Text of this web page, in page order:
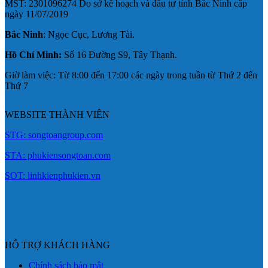
MST: 2301096274 Do sở kế hoạch và đầu tư tỉnh Bắc Ninh cấp
ngày 11/07/2019
Bắc Ninh: Ngọc Cục, Lương Tài.
Hồ Chí Minh: Số 16 Đường S9, Tây Thạnh.
Giờ làm việc: Từ 8:00 đến 17:00 các ngày trong tuần từ Thứ 2 đến
Thứ 7
WEBSITE THÀNH VIÊN
STG: songtoangroup.com
STA: phukiensongtoan.com
SOT: linhkienphukien.vn
HỖ TRỢ KHÁCH HÀNG
Chính sách bảo mật